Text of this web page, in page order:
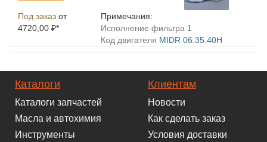
Под заказ от
4720,00 ₽*
Примечания:
Исполнение фильтра 1
Код двигателя MIDR 06.35.40H
Каталоги
Каталоги запчастей
Масла и автохимия
Инструменты
Клиентам
Новости
Как сделать заказ
Условия доставки